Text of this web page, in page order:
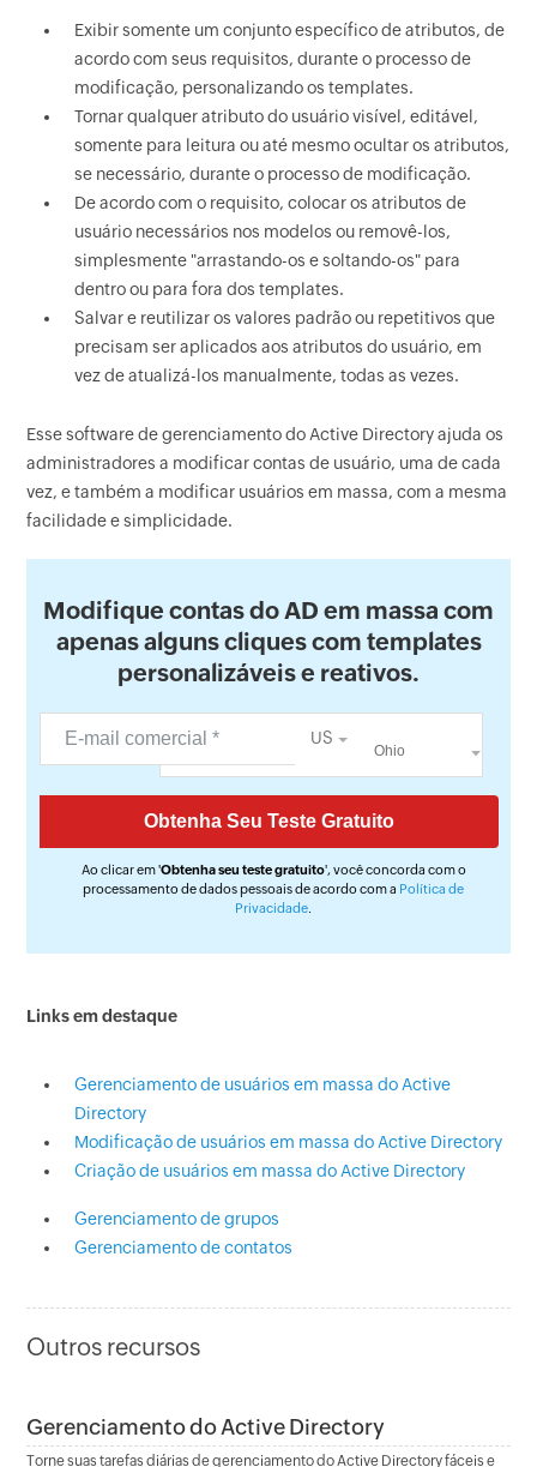
Exibir somente um conjunto específico de atributos, de
acordo com seus requisitos, durante o processo de
modificação, personalizando os templates.
Tornar qualquer atributo do usuário visível, editável,
somente para leitura ou até mesmo ocultar os atributos,
se necessário, durante o processo de modificação.
De acordo com o requisito, colocar os atributos de
usuário necessários nos modelos ou removê-los,
simplesmente "arrastando-os e soltando-os" para
dentro ou para fora dos templates.
Salvar e reutilizar os valores padrão ou repetitivos que
precisam ser aplicados aos atributos do usuário, em
vez de atualizá-los manualmente, todas as vezes.
Esse software de gerenciamento do Active Directory ajuda os
administradores a modificar contas de usuário, uma de cada
vez, e também a modificar usuários em massa, com a mesma
facilidade e simplicidade.
Modifique contas do AD em massa com
apenas alguns cliques com templates
personalizáveis e reativos.
US
Ao clicar em 'Obtenha seu teste gratuito', você concorda com o
processamento de dados pessoais de acordo com a Política de
Privacidade
Links em destaque
Gerenciamento de usuários em massa do Active
Directory
Modificação de usuários em massa do Active Directory
Criação de usuários em massa do Active Directory
Gerenciamento de grupos
Gerenciamento de contatos
Outros recursos
Gerenciamento do Active Directory
Torne suas tarefas diárias de gerenciamento do Active Directory fáceis e